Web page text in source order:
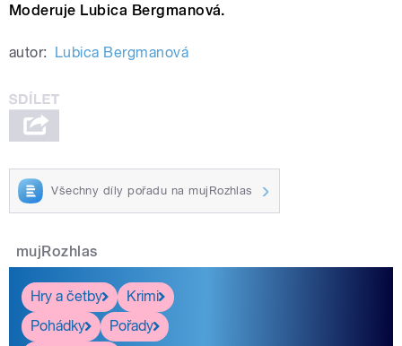
Moderuje Lubica Bergmanová.
autor: Lubica Bergmanová
Všechny díly pořadu na mujRozhlas
mujRozhlas
Hry a četby
Krimi
Pohádky
Pořady